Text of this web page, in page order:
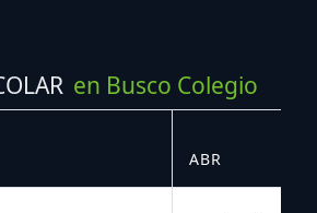
en Busco Colegio
ABR